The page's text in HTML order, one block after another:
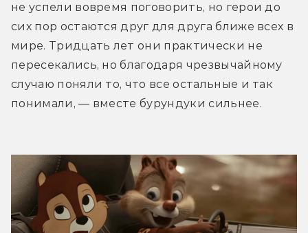
не успели вовремя поговорить, но герои до
сих пор остаются друг для друга ближе всех в
мире. Тридцать лет они практически не
пересекались, но благодаря чрезвычайному
случаю поняли то, что все остальные и так
понимали, — вместе бурундуки сильнее.